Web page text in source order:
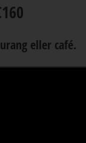
eller café.